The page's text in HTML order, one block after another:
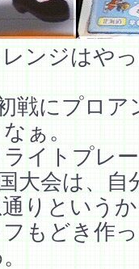
レンジはや
戦にプロア
ぁ。
イトプレ
大会は、
通りという
もどき作